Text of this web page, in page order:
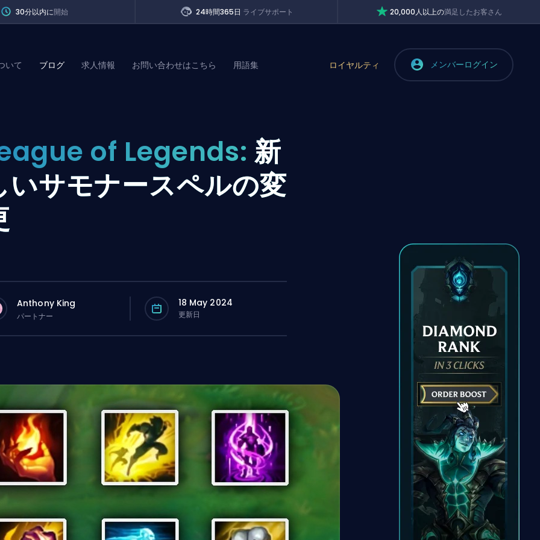
30分以内に開始 24時間365日 ライブサポート 20,000人以上の満足したお客さん
いて ブログ 求人情報 お問い合わせはこちら 用語集 ロイヤルティ メンバーログイン
of Legends: 新
いサモナースペルの変
Anthony King
パートナー
18 May 2024
更新日